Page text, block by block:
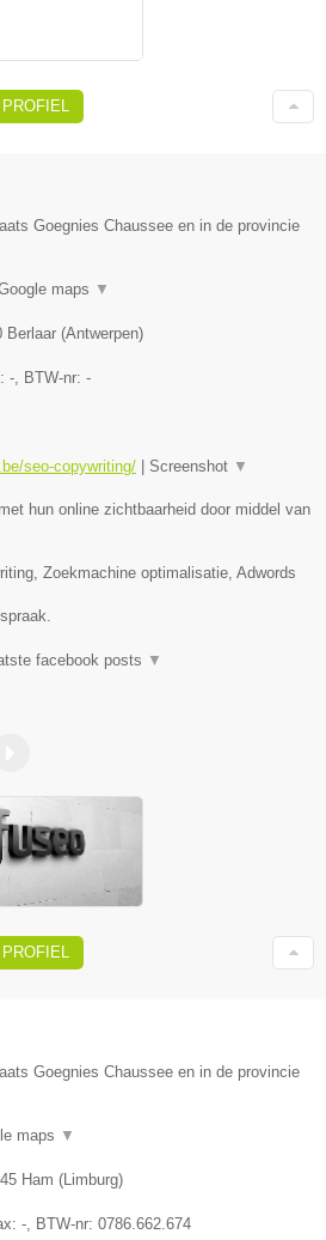
Goegnies Chaussee en in de provincie
maps ▼
Berlaar (Antwerpen)
- , BTW-nr: -
seo-copywriting/ Screenshot ▼
hun online zichtbaarheid door middel van
Zoekmachine optimalisatie, Adwords
facebook posts ▼
Goegnies Chaussee en in de provincie
maps ▼
Ham (Limburg)
-, BTW-nr: 0786.662.674